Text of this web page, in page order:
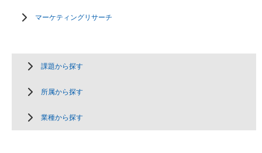
マーケティングリサーチ
課題から探す
所属から探す
業種から探す